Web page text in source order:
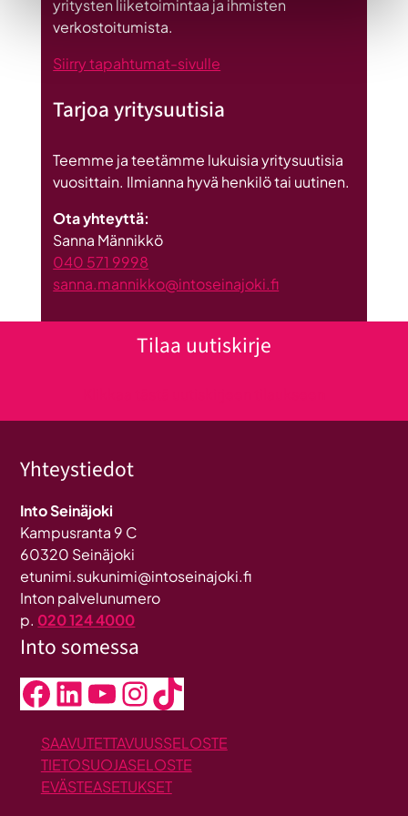
yritysten liiketoimintaa ja ihmisten
verkostoitumista.
Siirry tapahtumat-sivulle
Tarjoa yritysuutisia
Teemme ja teetämme lukuisia yritysuutisia
vuosittain. Ilmianna hyvä henkilö tai uutinen.
Ota yhteyttä:
Sanna Männikkö
040 571 9998
sanna.mannikko@intoseinajoki.fi
Tilaa uutiskirje
Yhteystiedot
Into Seinäjoki
Kampusranta 9 C
60320 Seinäjoki
etunimi.sukunimi@intoseinajoki.fi
Inton palvelunumero
p. 020 124 4000
Into somessa
Facebook LinkedIn YouTube InstagramTikTok
SAAVUTETTAVUUSSELOSTE
TIETOSUOJASELOSTE
EVÄSTEASETUKSET